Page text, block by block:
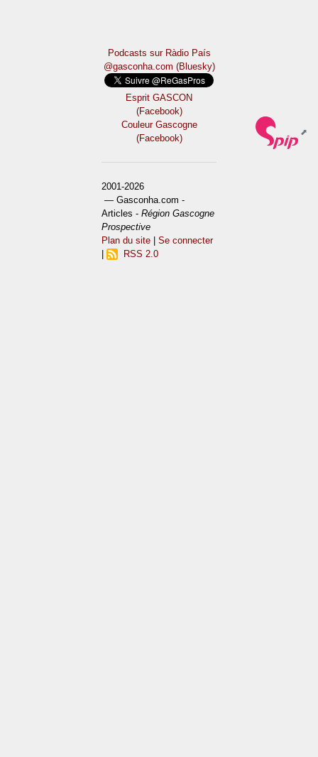
Podcasts sur Ràdio País
@gasconha.com (Bluesky)
Esprit GASCON
(Facebook)
Couleur Gascogne
(Facebook)
2001-2026
— Gasconha.com -
Articles -Région Gascogne
Prospective
Plan du site |Se connecter
RSS 2.0